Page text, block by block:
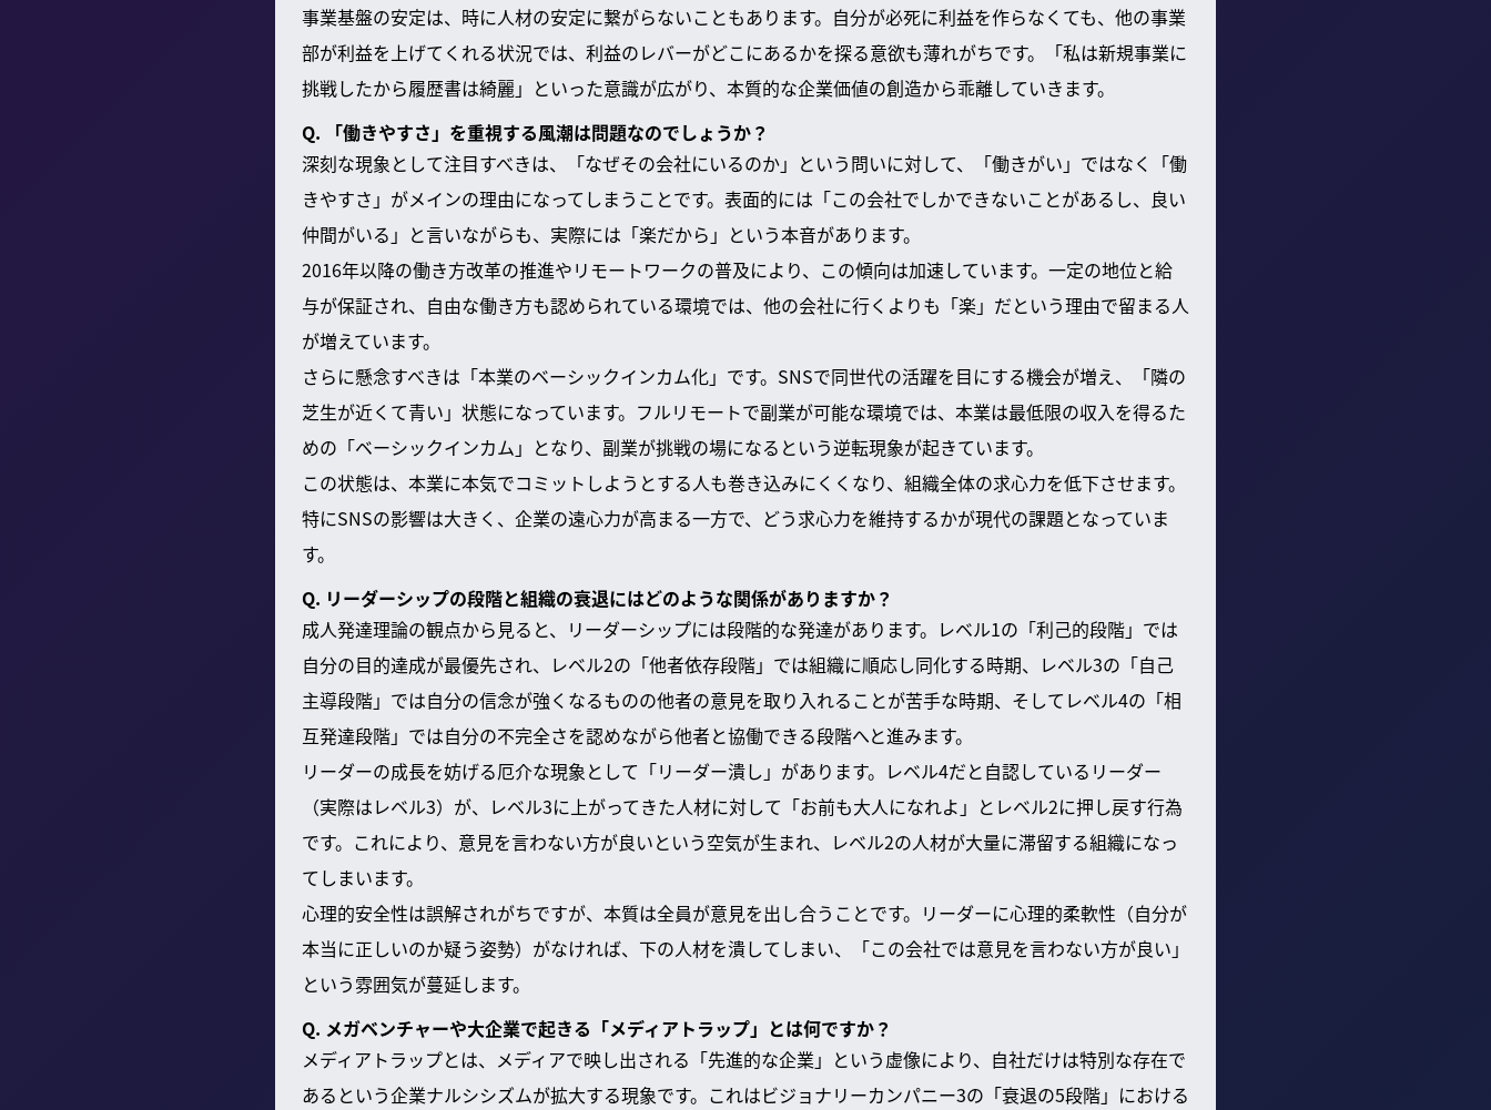
事業基盤の安定は、時に人材の安定に繋がらないこともあります。自分が必死に利益を作らなくても、他の事業
部が利益を上げてくれる状況では、利益のレバーがどこにあるかを探る意欲も薄れがちです。「私は新規事業に
挑戦したから履歴書は綺麗」といった意識が広がり、本質的な企業価値の創造から乖離していきます。
Q. 「働きやすさ」を重視する風潮は問題なのでしょうか？
深刻な現象として注目すべきは、「なぜその会社にいるのか」という問いに対して、「働きがい」ではなく「働
きやすさ」がメインの理由になってしまうことです。表面的には「この会社でしかできないことがあるし、良い
仲間がいる」と言いながらも、実際には「楽だから」という本音があります。
2016年以降の働き方改革の推進やリモートワークの普及により、この傾向は加速しています。一定の地位と給
与が保証され、自由な働き方も認められている環境では、他の会社に行くよりも「楽」だという理由で留まる人
が増えています。
さらに懸念すべきは「本業のベーシックインカム化」です。SNSで同世代の活躍を目にする機会が増え、「隣の
芝生が近くて青い」状態になっています。フルリモートで副業が可能な環境では、本業は最低限の収入を得るた
めの「ベーシックインカム」となり、副業が挑戦の場になるという逆転現象が起きています。
この状態は、本業に本気でコミットしようとする人も巻き込みにくくなり、組織全体の求心力を低下させます。
特にSNSの影響は大きく、企業の遠心力が高まる一方で、どう求心力を維持するかが現代の課題となっていま
す。
Q. リーダーシップの段階と組織の衰退にはどのような関係がありますか？
成人発達理論の観点から見ると、リーダーシップには段階的な発達があります。レベル1の「利己的段階」では
自分の目的達成が最優先され、レベル2の「他者依存段階」では組織に順応し同化する時期、レベル3の「自己
主導段階」では自分の信念が強くなるものの他者の意見を取り入れることが苦手な時期、そしてレベル4の「相
互発達段階」では自分の不完全さを認めながら他者と協働できる段階へと進みます。
リーダーの成長を妨げる厄介な現象として「リーダー潰し」があります。レベル4だと自認しているリーダー
（実際はレベル3）が、レベル3に上がってきた人材に対して「お前も大人になれよ」とレベル2に押し戻す行為
です。これにより、意見を言わない方が良いという空気が生まれ、レベル2の人材が大量に滞留する組織になっ
てしまいます。
心理的安全性は誤解されがちですが、本質は全員が意見を出し合うことです。リーダーに心理的柔軟性（自分が
本当に正しいのか疑う姿勢）がなければ、下の人材を潰してしまい、「この会社では意見を言わない方が良い」
という雰囲気が蔓延します。
Q. メガベンチャーや大企業で起きる「メディアトラップ」とは何ですか？
メディアトラップとは、メディアで映し出される「先進的な企業」という虚像により、自社だけは特別な存在で
あるという企業ナルシシズムが拡大する現象です。これはビジョナリーカンパニー3の「衰退の5段階」における